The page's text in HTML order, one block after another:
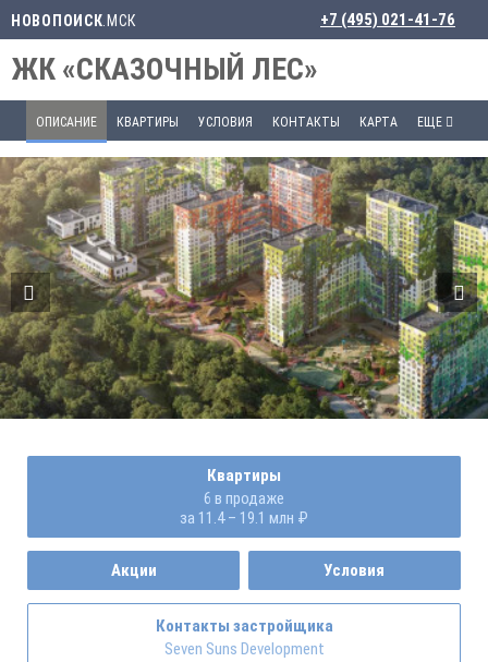
НОВОПОИСК .МСК +7 (495) 021-41-76
ЖК «СКАЗОЧНЫЙ ЛЕС»
ОПИСАНИЕ КВАРТИРЫ УСЛОВИЯ КОНТАКТЫ КАРТА ЕЩЕ
Квартиры
6 в продаже
за 11.4 – 19.1 млн ₽
Акции Условия
Контакты застройщика
Seven Suns Development